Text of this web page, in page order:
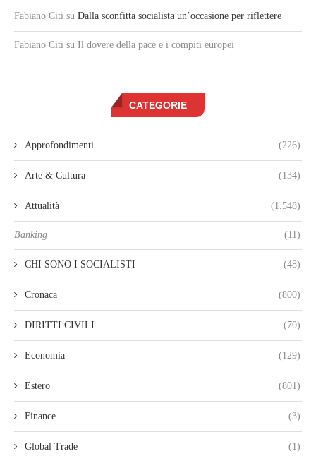
Fabiano Citi su Dalla sconfitta socialista un’occasione per riflettere
Fabiano Citi su Il dovere della pace e i compiti europei
CATEGORIE
Approfondimenti (226)
Arte & Cultura (134)
Attualità (1.548)
Banking (11)
CHI SONO I SOCIALISTI (48)
Cronaca (800)
DIRITTI CIVILI (70)
Economia (129)
Estero (801)
Finance (3)
Global Trade (1)